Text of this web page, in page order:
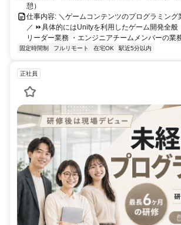
憩）
仕事内容: ＼ゲームコンテンツのプログラミング
／ ⏩具体的にはUnityを利用したゲーム開発全般
リーダー業務 ・エンジニアチームメンバーの業
固定時間制 フルリモート 在宅OK 駅近5分以内
正社員